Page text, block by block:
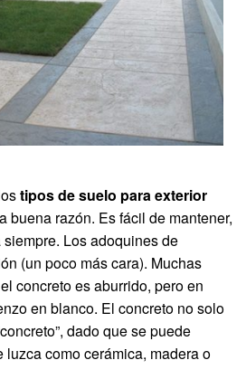
tipos de suelo para exterior
buena razón. Es fácil de mantener,
Los adoquines de
(un poco más cara). Muchas
concreto es aburrido, pero en
en blanco. El concreto no solo
dado que se puede
luzca como cerámica, madera o